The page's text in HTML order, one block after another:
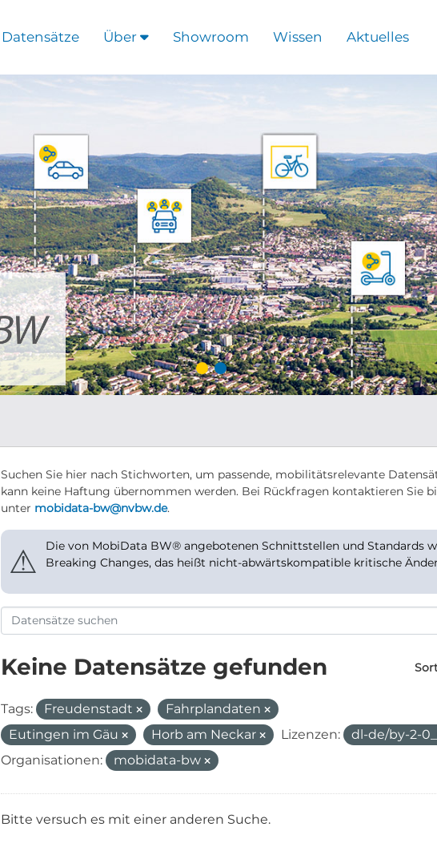
Datensätze Über Showroom Wissen Aktuelles
Suchen Sie hier nach Stichworten, um passende, mobilitätsrelevante
kann keine Haftung übernommen werden. Bei Rückfragen kontaktieren Sie
unter mobidata-bw@nvbw.de.
⚠
Die von MobiData BW® angebotenen Schnittstellen und Standards
Breaking Changes, das heißt nicht-abwärtskompatible kritische
Keine Datensätze gefunden
Tags: Freudenstadt
Fahrplandaten
Eutingen im Gäu
Horb am Neckar Lizenzen: dl-de/by-2-
Organisationen:
mobidata-bw
Bitte versuch es mit einer anderen Suche.